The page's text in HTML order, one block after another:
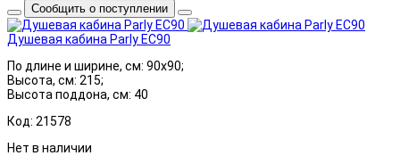
Сообщить о поступлении
Душевая кабина Parly EC90
По длине и ширине, см: 90x90;
Высота, см: 215;
Высота поддона, см: 40
Код: 21578
Нет в наличии